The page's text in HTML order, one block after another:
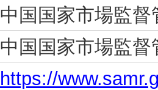
中国国家市場監督
中国国家市場監督
https://